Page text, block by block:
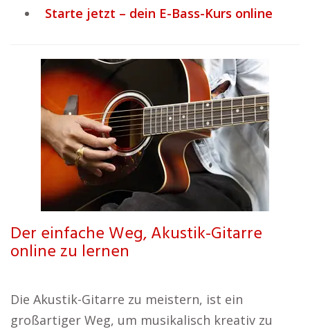
Starte jetzt – dein E-Bass-Kurs online
Der einfache Weg, Akustik-Gitarre
online zu lernen
Die Akustik-Gitarre zu meistern, ist ein
großartiger Weg, um musikalisch kreativ zu